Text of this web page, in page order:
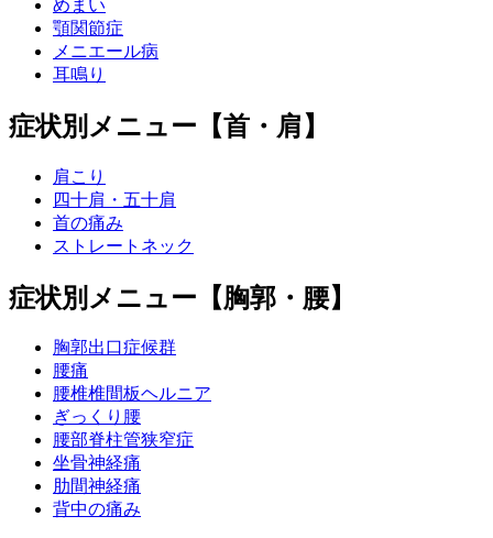
めまい
顎関節症
メニエール病
耳鳴り
症状別メニュー【首・肩】
肩こり
四十肩・五十肩
首の痛み
ストレートネック
症状別メニュー【胸郭・腰】
胸郭出口症候群
腰痛
腰椎椎間板ヘルニア
ぎっくり腰
腰部脊柱管狭窄症
坐骨神経痛
肋間神経痛
背中の痛み